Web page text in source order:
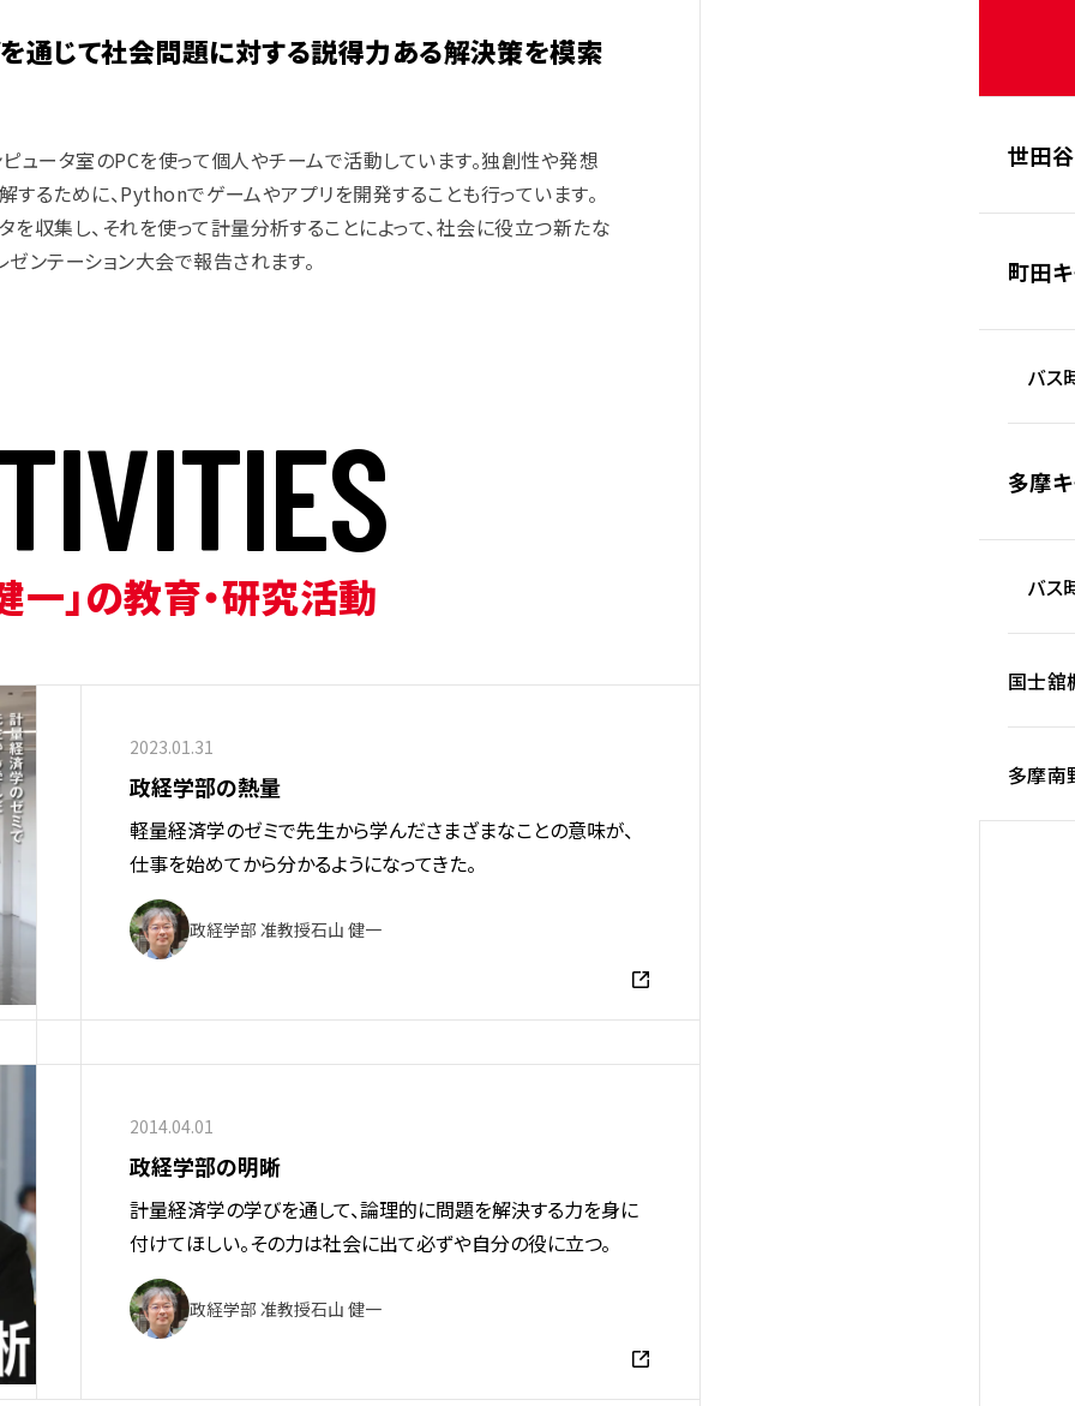
世田
町田
バス
多摩
バス
国士舘
多摩南
通じて社会問題に対する説得力ある解決策を模索
ュータ室のPCを使って個人やチームで活動しています。独創性や発想
るために、Pythonでゲームやアプリを開発することも行っています。
収集し、それを使って計量分析することによって、社会に役立つ新たな
ンテーション大会で報告されます。
IVITIES
一」の教育・研究活動
2023.01.31
政経学部の熱量
軽量経済学のゼミで先生から学んださまざまなことの意味が、
仕事を始めてから分かるようになってきた。
政経学部 准教授石山 健一
2014.04.01
政経学部の明晰
計量経済学の学びを通して、論理的に問題を解決する力を身に
付けてほしい。その力は社会に出て必ずや自分の役に立つ。
政経学部 准教授石山 健一